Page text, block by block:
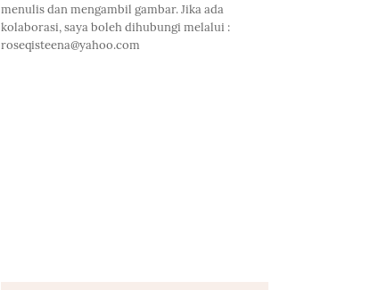
menulis dan mengambil gambar. Jika ada
kolaborasi, saya boleh dihubungi melalui :
roseqisteena@yahoo.com